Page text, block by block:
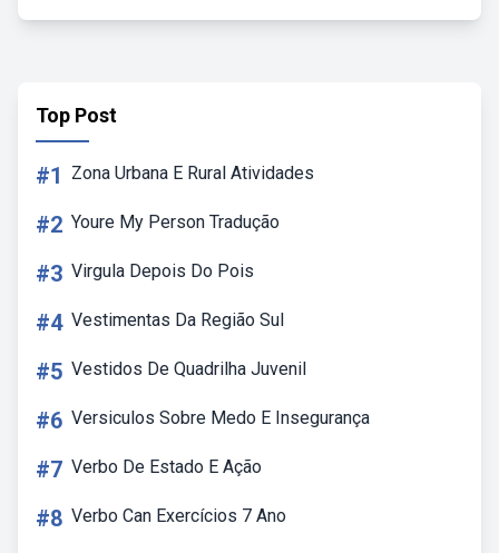
Top Post
#1 Zona Urbana E Rural Atividades
#2 Youre My Person Tradução
#3 Virgula Depois Do Pois
#4 Vestimentas Da Região Sul
#5 Vestidos De Quadrilha Juvenil
#6 Versiculos Sobre Medo E Insegurança
#7 Verbo De Estado E Ação
#8 Verbo Can Exercícios 7 Ano